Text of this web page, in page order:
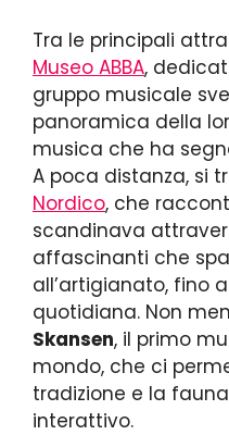
Tra le principali
Museo ABBA,
gruppo musicale
panoramica della
musica che ha
A poca distanza, si
Nordico, che
scandinava
affascinanti che
all’artigianato, fino
quotidiana. Non
Skansen, il primo
mondo, che ci
tradizione e la
interattivo.